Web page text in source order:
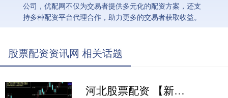
公司，优配网不仅为交易者提供多元化的配资方案，还支
持多种配资平台代理合作，助力更多的交易者获取收益。
股票配资资讯网 相关话题
河北股票配资 【新手必看】五大股票平台测评，帮你快速选对！